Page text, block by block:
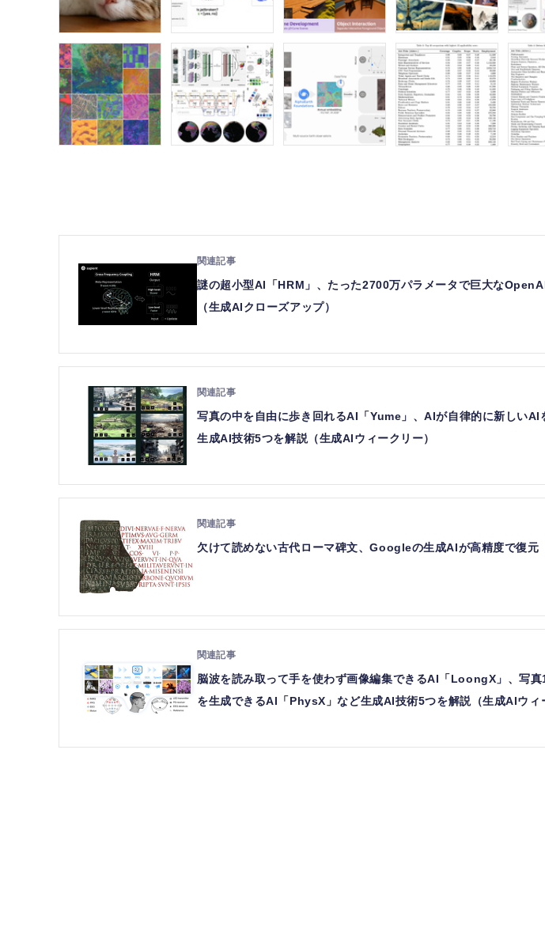
謎の超小型AI「HRM」、たった2700万パラメータで巨大な
（生成AIクローズアップ）
写真の中を自由に歩き回れるAI「Yume」、AIが自律的に新しい
生成AI技術5つを解説（生成AIウィークリー）
欠けて読めない古代ローマ碑文、Googleの生成AIが高精度で復元
脳波を読み取って手を使わず画像編集できるAI「LoongX」、写
を生成できるAI「PhysX」など生成AI技術5つを解説（生成AIウィ